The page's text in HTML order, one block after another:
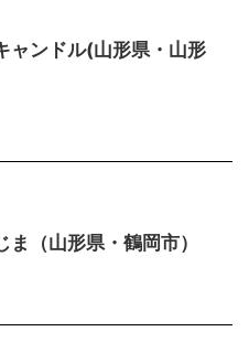
ャンドル(山形県・山形
ま（山形県・鶴岡市）